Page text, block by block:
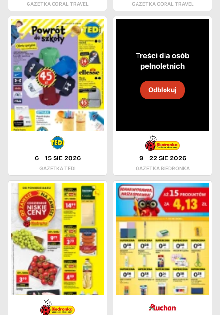
GAZETKA CORAL TRAVEL GAZETKA CORAL TRAVEL
6-15 SIE 2026
GAZETKA TEDI
Treści dla osób
pełnoletnich
Odblokuj
9- 22 SIE 2026
GAZETKA BIEDRONKA